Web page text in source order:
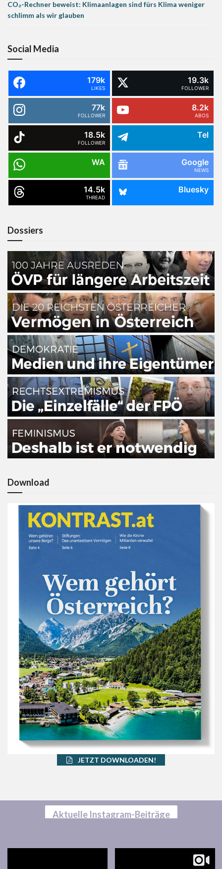
CO₂-Rechner beweist: Klimaanlagen sind fürs Klima weniger
schlimm als wir glauben
Social Media
179k
LIKES
19.3k
FOLLOWER
77k
FOLLOWER
8.2k
ABOS
18.5k
FOLLOWER
Tel
WA Google
NEWS
14.5k
THREAD
Bluesky
Dossiers
Download
JETZT DOWNLOADEN!
Aktuelle Instagram-Beiträge